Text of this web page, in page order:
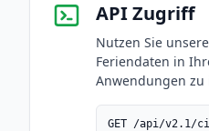
API Zugriff
Nutzen Sie
Feriendaten in
Anwendungen
GET /api/v2.1/